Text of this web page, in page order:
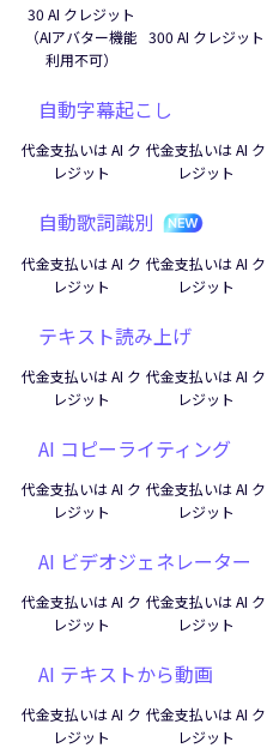
30 AI クレジット
（AIアバター機能
利用不可）
300 AI クレジット
自動字幕起こし
代金支払いは AI ク
レジット
代金支払いは AI ク
レジット
自動歌詞識別
代金支払いは AI ク
レジット
代金支払いは AI ク
レジット
テキスト読み上げ
代金支払いは AI ク
レジット
代金支払いは AI ク
レジット
AI コピーライティング
代金支払いは AI ク
レジット
代金支払いは AI ク
レジット
AI ビデオジェネレーター
代金支払いは AI ク
レジット
代金支払いは AI ク
レジット
AI テキストから動画
代金支払いは AI ク
レジット
代金支払いは AI ク
レジット